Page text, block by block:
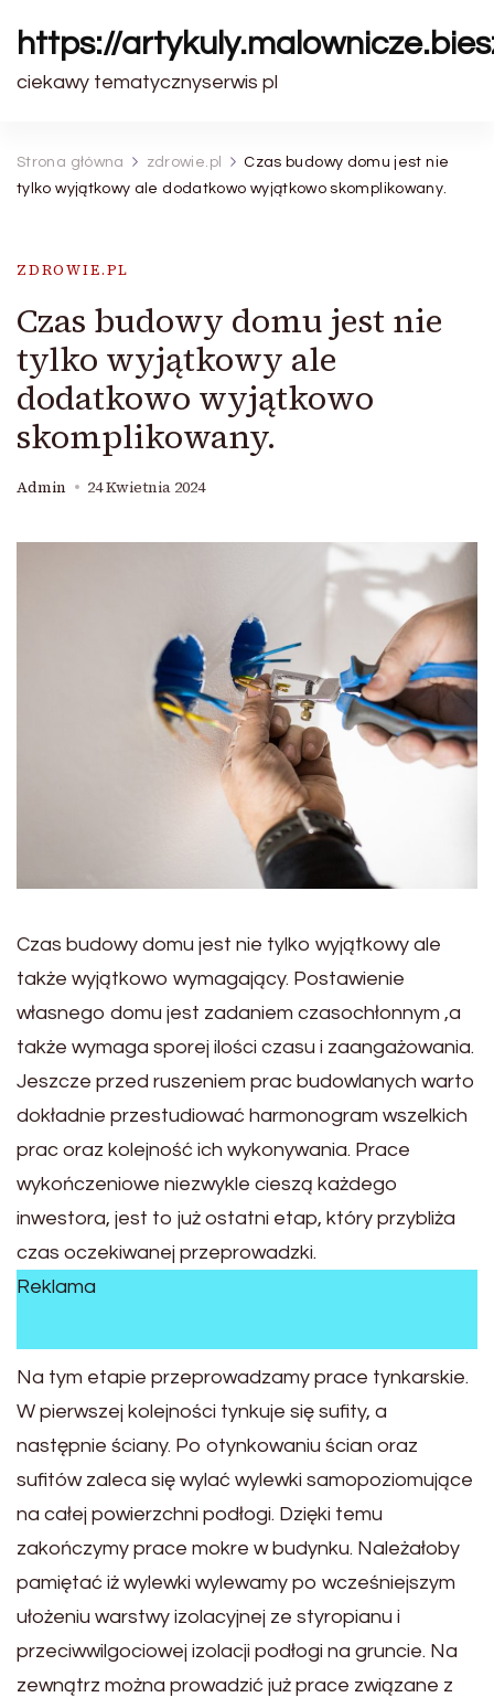
https://
ciekawy tematycznyserwis pl
Strona główna zdrowie.pl
Czas budowy domu jest nie
tylko wyjątkowy ale dodatkowo wyjątkowo skomplikowany.
ZDROWIE.PL
Czas budowy domu jest nie
tylko wyjątkowy ale
dodatkowo wyjątkowo
skomplikowany.
Admin 24 Kwietnia 2024
Czas budowy domu jest nie tylko wyjątkowy ale
także wyjątkowo wymagający. Postawienie
własnego domu jest zadaniem czasochłonnym ,a
także wymaga sporej ilości czasu i zaangażowania.
Jeszcze przed ruszeniem prac budowlanych warto
dokładnie przestudiować harmonogram wszelkich
prac oraz kolejność ich wykonywania. Prace
wykończeniowe niezwykle cieszą każdego
inwestora, jest to już ostatni etap, który przybliża
czas oczekiwanej przeprowadzki.
Reklama
Na tym etapie przeprowadzamy prace tynkarskie.
W pierwszej kolejności tynkuje się sufity, a
następnie ściany. Po otynkowaniu ścian oraz
sufitów zaleca się wylać wylewki samopoziomujące
na całej powierzchni podłogi. Dzięki temu
zakończymy prace mokre w budynku. Należałoby
pamiętać iż wylewki wylewamy po wcześniejszym
ułożeniu warstwy izolacyjnej ze styropianu i
przeciwwilgociowej izolacji podłogi na gruncie. Na
zewnątrz można prowadzić już prace związane z